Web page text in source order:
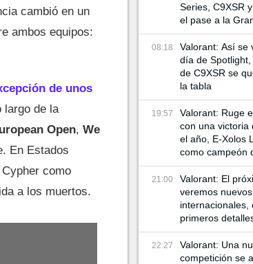
cambió en un
ambos equipos:
de unos
largo de la
Open, We
En Estados
como
a los muertos.
Series, C9XSR
el pase a la
torneo
08:18
Valorant: Así se
día de
de C9XSR se
la tabla
19:57
Valorant: Ruge
con una victoria
el año, E-Xolos
como campeón
VCL Norte
21:00
Valorant: El
veremos
internacionales,
primeros
siguientes
internacionales
22:27
Valorant: Una
competición se